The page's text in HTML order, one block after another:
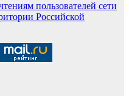
пользователей сети
Российской